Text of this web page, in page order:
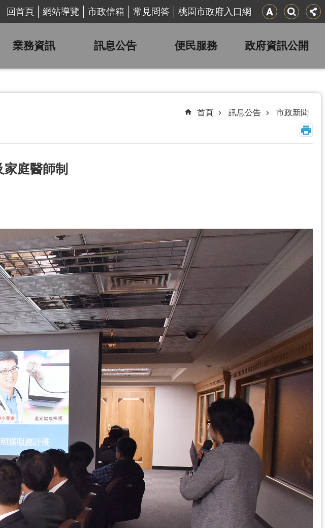
回首頁 網站導覽 市政信箱 常見問答 桃園市政府入口網
業務資訊 訊息公告 便民服務 政府資訊公開
首頁 訊息公告 市政新聞
庭醫師制